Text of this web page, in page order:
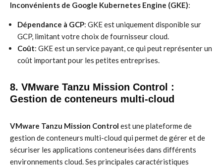
Inconvénients de Google Kubernetes Engine (GKE):
Dépendance à GCP: GKE est uniquement disponible sur
GCP, limitant votre choix de fournisseur cloud.
Coût: GKE est un service payant, ce qui peut représenter un
coût important pour les petites entreprises.
8. VMware Tanzu Mission Control :
Gestion de conteneurs multi-cloud
VMware Tanzu Mission Control est une plateforme de
gestion de conteneurs multi-cloud qui permet de gérer et de
sécuriser les applications conteneurisées dans différents
environnements cloud. Ses principales caractéristiques